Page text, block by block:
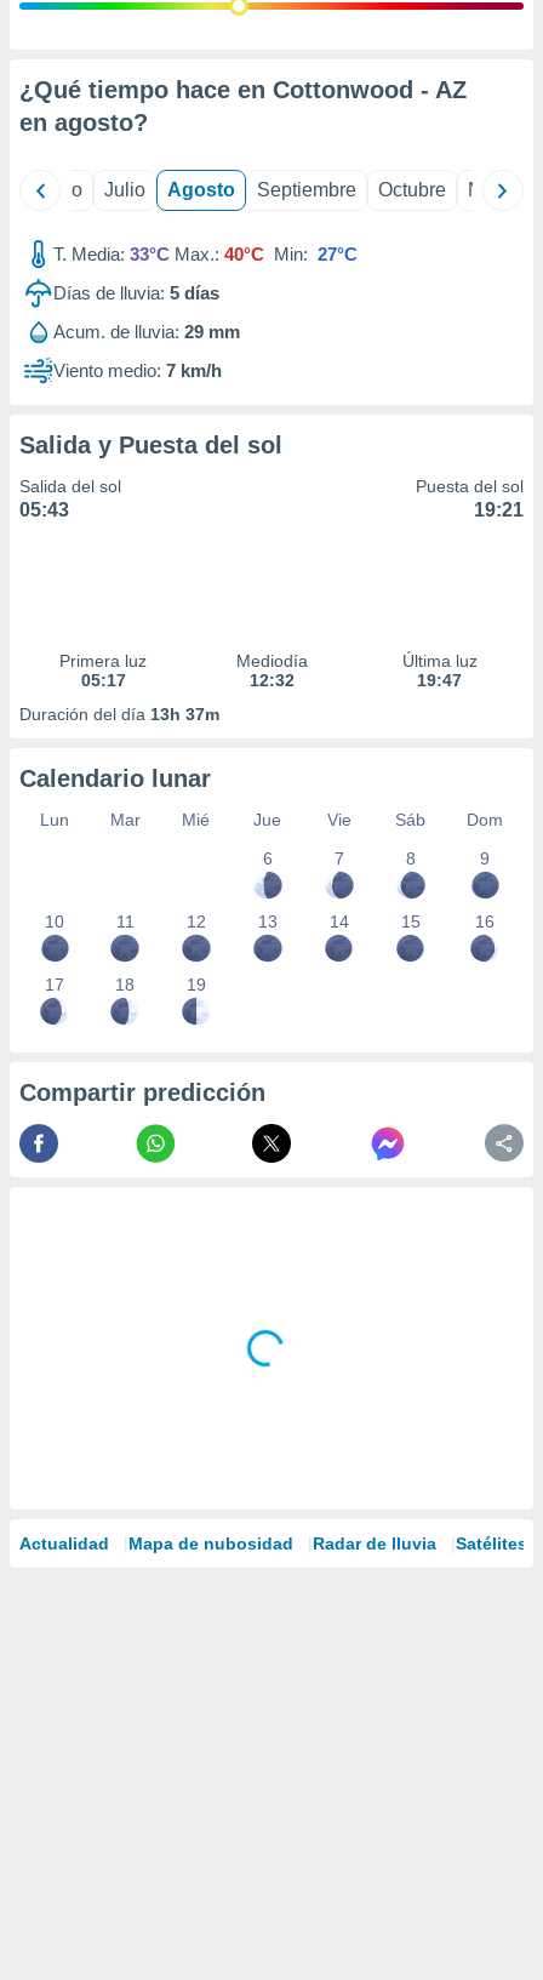
e
mediante
publicidad
de
1199
¿Qué tiempo hace en Cottonwood - AZ
en agosto?
Junio Julio Agosto Septiembre Octubre
T. Media: 33°C Max.: 40°C Min: 27°C
Días de lluvia: 5 días
Acum. de lluvia: 29 mm
Viento medio: 7 km/h
Salida y Puesta del sol
Salida del sol
05:43
Puesta del sol
19:21
Primera luz
05:17
Mediodía
12:32
Última luz
19:47
Duración del día 13h 37m
Calendario lunar
Lun Mar Mié Jue Vie Sáb
Dom
6
7 8 9
10 11 12 13 14 15 16
17 18 19
Compartir predicción
Actualidad Mapa de nubosidad Radar de lluvia Satélites